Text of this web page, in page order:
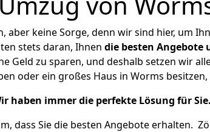
keine Sorge, denn wir sind hier, um
stets daran, Ihnen die besten Angebote
Geld zu sparen, und deshalb setzen wir
oder ein großes Haus in Worms
haben immer die perfekte Lösung für Sie.
dass Sie die besten Angebote erhalten.